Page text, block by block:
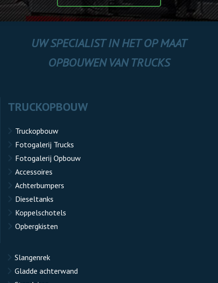
UW SPECIALIST IN HET OP MAAT
OPBOUWEN VAN TRUCKS
TRUCKOPBOUW
Truckopbouw
Fotogalerij Trucks
Fotogalerij Opbouw
Accessoires
Achterbumpers
Dieseltanks
Koppelschotels
Opbergkisten
Slangenrek
Gladde achterwand